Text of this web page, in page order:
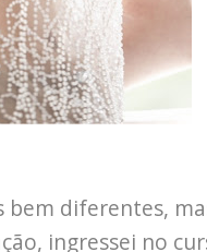
bem diferentes,
ingressei no